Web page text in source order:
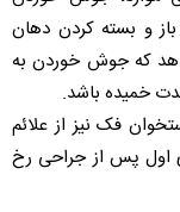
و بسته کردن دهان
که جوش خوردن به
خمیده باشد.
فک نیز از علائم
اول پس از جراحی رخ